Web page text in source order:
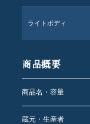
ライトボディ
商品概要
商品名・容量
蔵元・生産者